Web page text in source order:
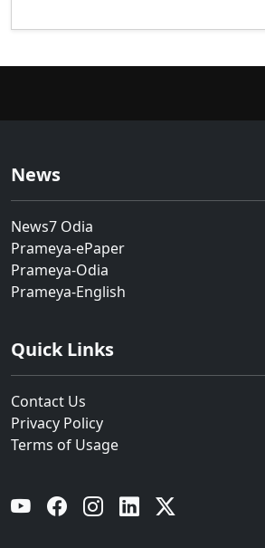
News
News7 Odia
Prameya-ePaper
Prameya-Odia
Prameya-English
Quick Links
Contact Us
Privacy Policy
Terms of Usage
YouTube Facebook Instagram Linkedin